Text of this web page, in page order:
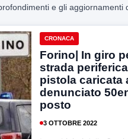
e gli aggiornamenti
CRONACA
Forino| In giro
strada
pistola caricata
denunciato
posto
3 OTTOBRE 2022